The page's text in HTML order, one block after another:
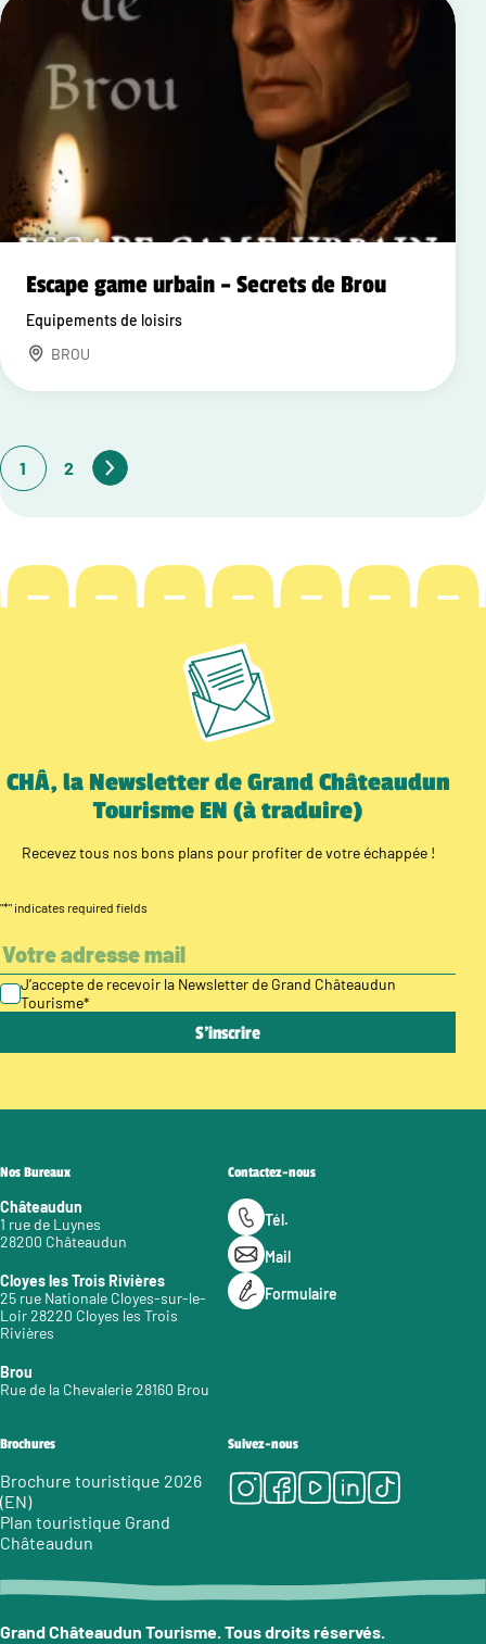
Escape game urbain – Secrets de Brou
Equipements de loisirs
BROU
1 2
CHÂ, la Newsletter de Grand Châteaudun
Tourisme EN (à traduire)
Recevez tous nos bons plans pour profiter de votre échappée !
"*" indicates required fields
J’accepte de recevoir la Newsletter de Grand Châteaudun
Tourisme*
Nos Bureaux
Châteaudun
1 rue de Luynes
28200 Châteaudun
Cloyes les Trois Rivières
25 rue Nationale Cloyes-sur-le-
Loir 28220 Cloyes les Trois
Rivières
Brou
Rue de la Chevalerie 28160 Brou
Contactez-nous
Tél.
Mail
Formulaire
Brochures
Brochure touristique 2026
(EN)
Plan touristique Grand
Châteaudun
Suivez-nous
Instagram
Facebook
Youtube
LinkedIn
Tiktok
Grand Châteaudun Tourisme. Tous droits réservés.